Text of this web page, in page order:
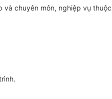
và chuyên môn, nghiệp vụ thuộc